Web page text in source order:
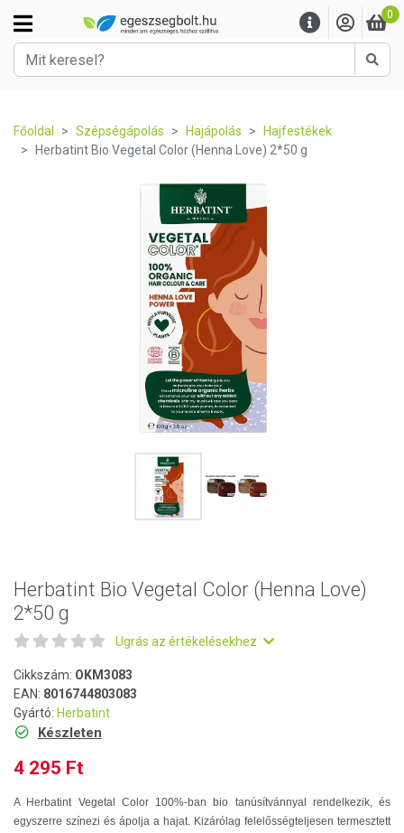
0
Főoldal Szépségápolás Hajápolás
Hajfestékek
Herbatint Bio Vegetal Color (Henna Love) 2*50 g
Herbatint Bio Vegetal Color (Henna Love)
2*50 g
Ugrás az értékelésekhez
Cikkszám: OKM3083
EAN: 8016744803083
Gyártó: Herbatint
Készleten
4 295 Ft
A Herbatint Vegetal Color 100%-ban bio tanúsítvánnyal rendelkezik, és
egyszerre színezi és ápolja a hajat. Kizárólag felelősségteljesen termesztett